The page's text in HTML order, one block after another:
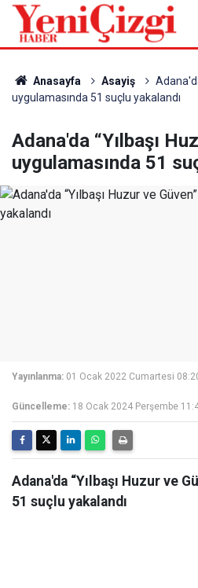
Anasayfa Asayiş
uygulamasında 51 suçlu yakalandı
Adana'da “Yılbaşı
uygulamasında 51
Yayınlanma: 01 Ocak 2022 Cumartesi
Güncelleme: 18 Ocak 2024 Perşembe
Adana'da “Yılbaşı Huzur ve
51 suçlu yakalandı